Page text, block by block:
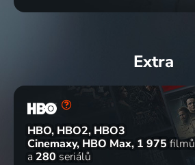
Extra
HBO, HBO2, HBO3
Cinemaxy, HBO Max 1 975 filmů
a 280 seriálů